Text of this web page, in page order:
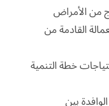
من الأمراض
القادمة من
خطة التنمية
بين